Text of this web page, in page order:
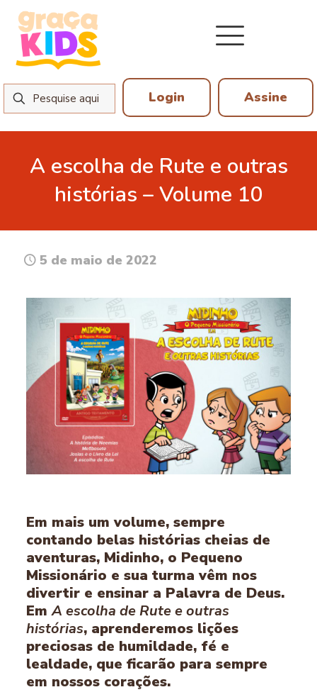
Login Assine
A escolha de Rute e outras
histórias – Volume 10
5 de maio de 2022
Em mais um volume, sempre
contando belas histórias cheias de
aventuras, Midinho, o Pequeno
Missionário e sua turma vêm nos
divertir e ensinar a Palavra de Deus.
EmA escolha de Rute e outras
histórias, aprenderemos lições
preciosas de humildade, fé e
lealdade, que ficarão para sempre
em nossos corações.